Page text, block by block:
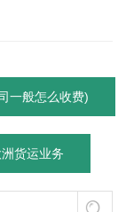
一般怎么收费)
货运业务